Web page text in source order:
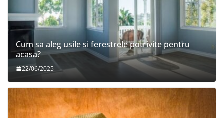
Cum sa aleg usile si ferestrele potrivite pentru
acasa?
22/06/2025